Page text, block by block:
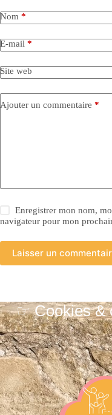
Nom *
E-mail *
Site web
Ajouter un commentaire *
Enregistrer mon nom,
navigateur pour mon
Laisser un
☞ Cookies &